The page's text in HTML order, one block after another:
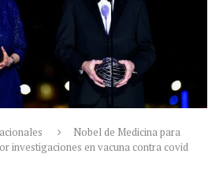
Nobel de Medicina para
investigaciones en vacuna contra covid